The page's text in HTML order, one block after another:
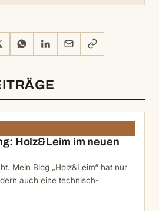
WHATSAPPLINKEDIN
MAIL
LINK
KOPIEREN
Holz&Leim im neuen
Mein Blog „Holz&Leim“ hat nur
auch eine technisch-